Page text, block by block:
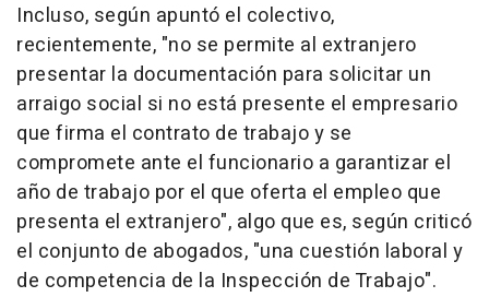
Incluso, según apuntó el colectivo,
recientemente, "no se permite al extranjero
presentar la documentación para solicitar un
arraigo social si no está presente el empresario
que firma el contrato de trabajo y se
compromete ante el funcionario a garantizar el
año de trabajo por el que oferta el empleo que
presenta el extranjero", algo que es, según criticó
el conjunto de abogados, "una cuestión laboral y
de competencia de la Inspección de Trabajo".